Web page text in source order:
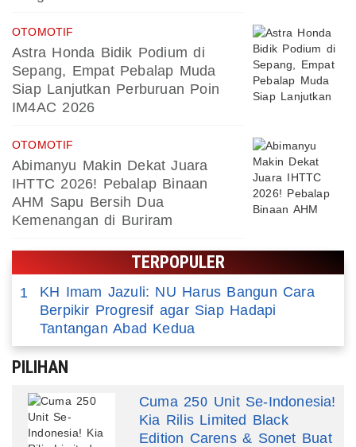
OTOMOTIF
Astra Honda Bidik Podium di
Sepang, Empat Pebalap Muda
Siap Lanjutkan Perburuan Poin
IM4AC 2026
OTOMOTIF
Abimanyu Makin Dekat Juara
IHTTC 2026! Pebalap Binaan
AHM Sapu Bersih Dua
Kemenangan di Buriram
TERPOPULER
1
KH Imam Jazuli: NU Harus Bangun Cara
Berpikir Progresif agar Siap Hadapi
Tantangan Abad Kedua
PILIHAN
Cuma 250 Unit Se-Indonesia!
Kia Rilis Limited Black
Edition Carens & Sonet Buat